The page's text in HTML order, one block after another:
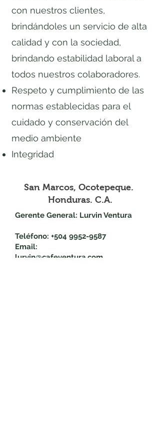
con nuestros clientes,
brindándoles un servicio de alta
calidad y con la sociedad,
brindando estabilidad laboral a
todos nuestros colaboradores.
Respeto y cumplimiento de las
normas establecidas para el
cuidado y conservación del
medio ambiente
Integridad
San Marcos, Ocotepeque.
Honduras. C.A.
Gerente General: Lurvin Ventura
Teléfono: +504 9952-9587
Email:
lurvin@cafeventura.com